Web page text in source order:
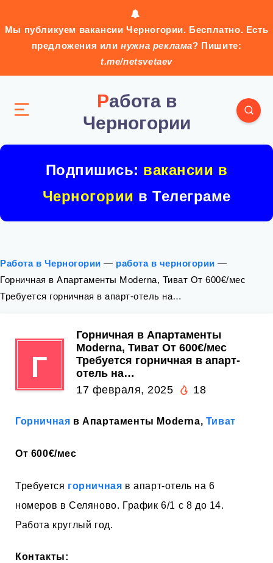
Мы публикуем вакансии Черногории. Бесплатно. Есть
предложения илинужна реклама? Пишите:
t.me/netsvetaev
Работа в
Черногории
Подпишись: вакансии в
Черногории в Телеграме
Работа в Черногории — работа в черногории —
Горничная в Апартаменты Moderna, Тиват От 600€/мес
Требуется горничная в апарт-отель на…
Г
Горничная в Апартаменты
Moderna, Тиват От 600€/мес
Требуется горничная в апарт-
отель на…
17 февраля, 2025
18
Горничная в Апартаменты Moderna, Тиват
От 600€/мес
Требуется горничная в апарт-отель на 6
номеров в Селяново. График 6/1 с 8 до 14.
Работа круглый год.
Контакты: